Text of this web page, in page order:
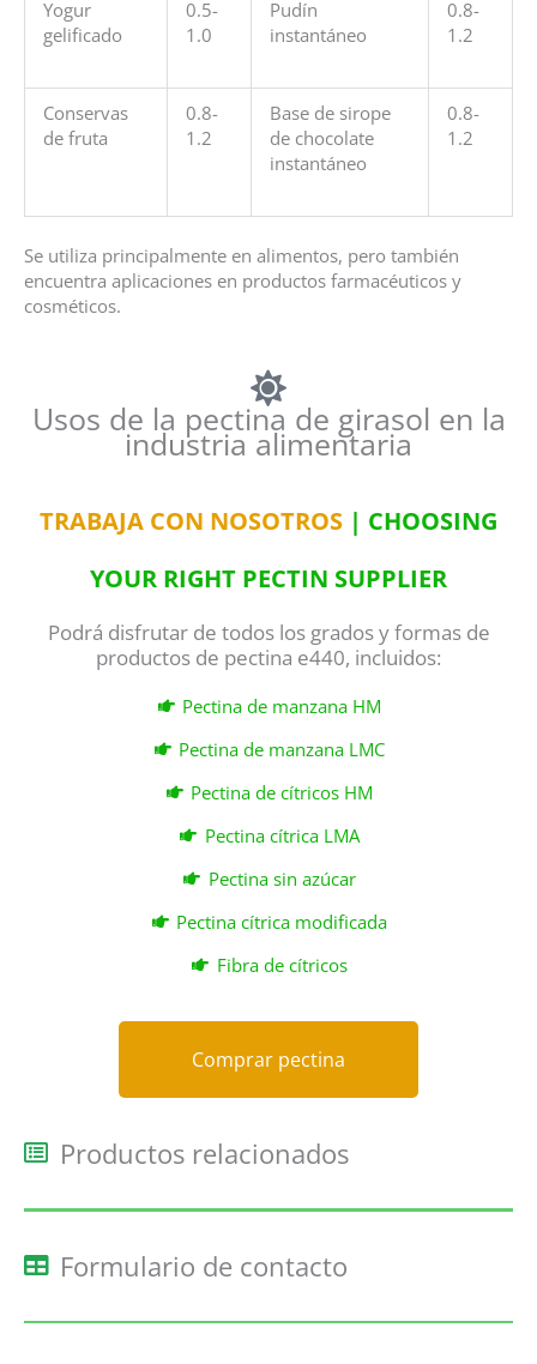
Yogur
gelificado
0.5-
1.0
Pudín
instantáneo
0.8-
1.2
Conservas
de fruta
0.8-
1.2
Base de sirope
de chocolate
instantáneo
0.8-
1.2
Se utiliza principalmente en alimentos, pero también
encuentra aplicaciones en productos farmacéuticos y
cosméticos.
Usos de la pectina de girasol en la
industria alimentaria
TRABAJA CON NOSOTROS | CHOOSING
YOUR RIGHT PECTIN SUPPLIER
Podrá disfrutar de todos los grados y formas de
productos de pectina e440, incluidos:
Pectina de manzana HM
Pectina de manzana LMC
Pectina de cítricos HM
Pectina cítrica LMA
Pectina sin azúcar
Pectina cítrica modificada
Fibra de cítricos
Comprar pectina
Comprar pectina
Productos relacionados
Formulario de contacto